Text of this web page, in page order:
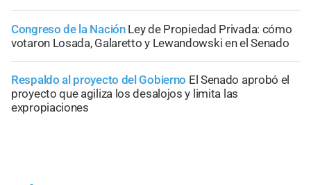
Congreso de la Nación Ley de Propiedad Privada: cómo
votaron Losada, Galaretto y Lewandowski en el Senado
Respaldo al proyecto del Gobierno El Senado aprobó el
proyecto que agiliza los desalojos y limita las
expropiaciones